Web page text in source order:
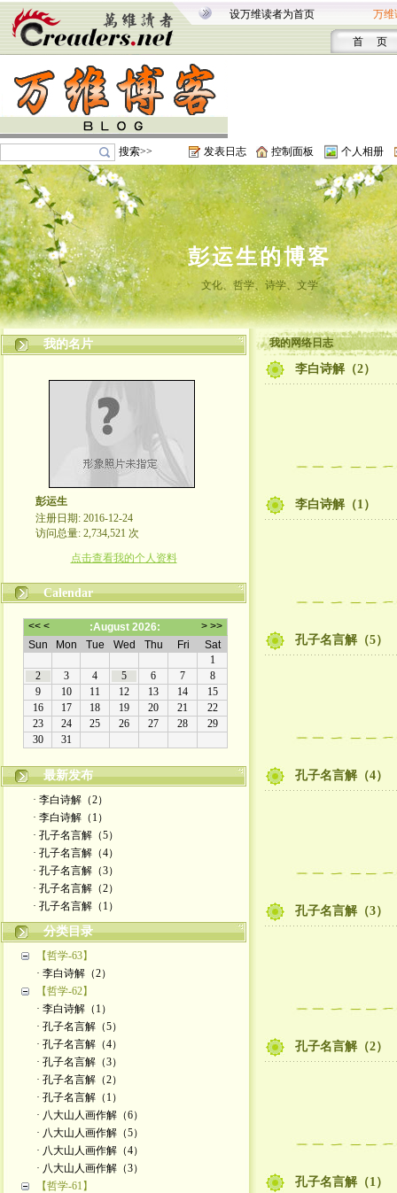
设万维读者为首页 万维
首 页
搜索>> 发表日志 控制面板 个人相册
彭运生的博客
文化、哲学、诗学、文学
我的名片
彭运生
注册日期: 2016-12-24
访问总量: 2,734,521 次
点击查看我的个人资料
Calendar
最新发布
· 李白诗解（2）
· 李白诗解（1）
· 孔子名言解（5）
· 孔子名言解（4）
· 孔子名言解（3）
· 孔子名言解（2）
· 孔子名言解（1）
分类目录
【哲学-63】
· 李白诗解（2）
【哲学-62】
· 李白诗解（1）
· 孔子名言解（5）
· 孔子名言解（4）
· 孔子名言解（3）
· 孔子名言解（2）
· 孔子名言解（1）
· 八大山人画作解（6）
· 八大山人画作解（5）
· 八大山人画作解（4）
· 八大山人画作解（3）
【哲学-61】
我的网络日志
李白诗解（2）
李白诗解（1）
孔子名言解（5）
孔子名言解（4）
孔子名言解（3）
孔子名言解（2）
孔子名言解（1）